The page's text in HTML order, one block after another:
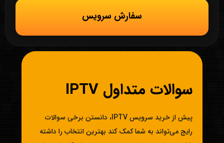
سفارش سرویس
سوالات متداول IPTV
پیش از خرید سرویس IPTV، دانستن برخی سوالات
رایج می‌تواند به شما کمک کند بهترین انتخاب را داشته